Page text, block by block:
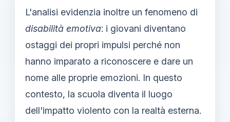
L'analisi evidenzia inoltre un fenomeno di
disabilità emotiva: i giovani diventano
ostaggi dei propri impulsi perché non
hanno imparato a riconoscere e dare un
nome alle proprie emozioni. In questo
contesto, la scuola diventa il luogo
dell'impatto violento con la realtà esterna.